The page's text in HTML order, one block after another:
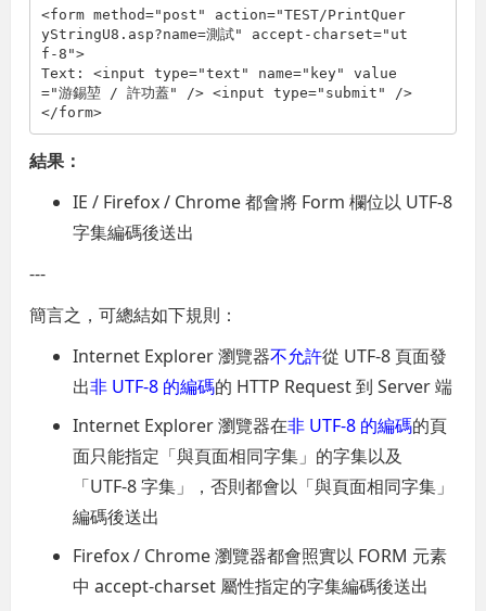
<form method="post" action="TEST/PrintQuer
yStringU8.asp?name=測試"
accept-charset="ut
f-8">
Text: <input type="text" name="key"
value
="游錫堃 / 許功蓋"
/> <input type="submit"
/>
</form>
結果：
IE / Firefox / Chrome 都會將 Form 欄位以 UTF-8
字集編碼後送出
---
簡言之，可總結如下規則：
Internet Explorer 瀏覽器不允許從 UTF-8 頁面發
出非 UTF-8 的編碼的 HTTP Request 到 Server 端
Internet Explorer 瀏覽器在非 UTF-8 的編碼的頁
面只能指定「與頁面相同字集」的字集以及
「UTF-8 字集」，否則都會以「與頁面相同字集」
編碼後送出
Firefox / Chrome 瀏覽器都會照實以 FORM 元素
中 accept-charset 屬性指定的字集編碼後送出